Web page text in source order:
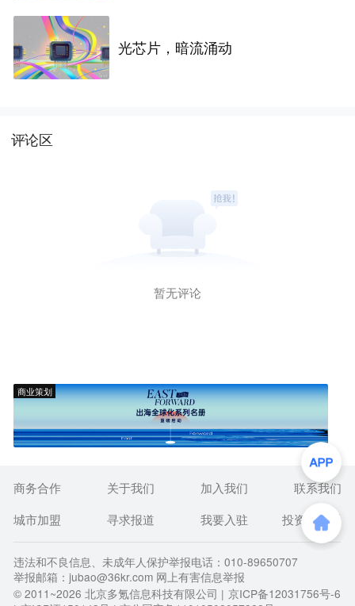
光芯片，暗流涌动
评论区
暂无评论
商业策划
商务合作 关于我们 加入我们
联系我们
城市加盟
寻求报道 我要入驻 投资者关系
违法和不良信息、未成年人保护举报电话：010-89650707
举报邮箱：jubao@36kr.com 网上有害信息举报
© 2011~2026 北京多氪信息科技有限公司 | 京ICP备12031756号-6